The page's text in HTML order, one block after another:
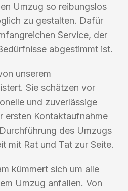
Umzug so reibungslos
zu gestalten. Dafür
Service, der
abgestimmt ist.
unserem
Sie schätzen vor
und zuverlässige
ersten Kontaktaufnahme
des Umzugs
mit Rat und Tat zur Seite.
kümmert sich um alle
Umzug anfallen. Von